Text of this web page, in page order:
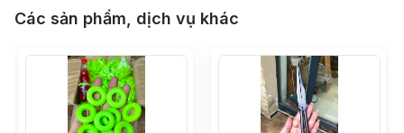
Các sản phẩm, dịch vụ khác